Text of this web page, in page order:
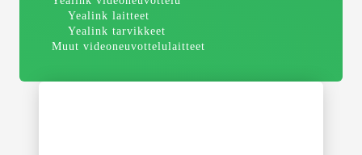
Yealink laitteet
Yealink tarvikkeet
Muut videoneuvottelulaitteet